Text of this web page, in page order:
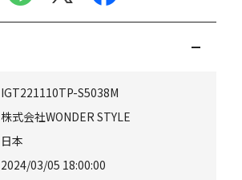
IGT221110TP-S5038M
株式会社WONDER STYLE
日本
2024/03/05 18:00:00